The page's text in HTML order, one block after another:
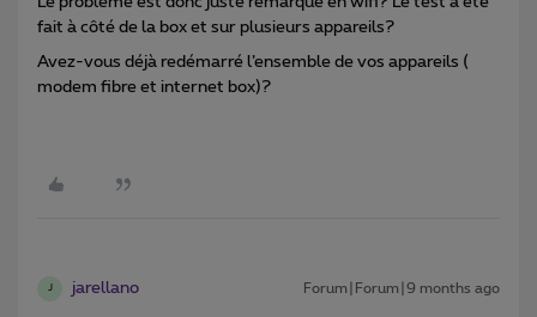
fait à côté de la box et sur plusieurs appareils?
Avez-vous déjà redémarré l’ensemble de vos appareils (
modem fibre et internet box)?
J jarellano Forum|Forum|9 months ago